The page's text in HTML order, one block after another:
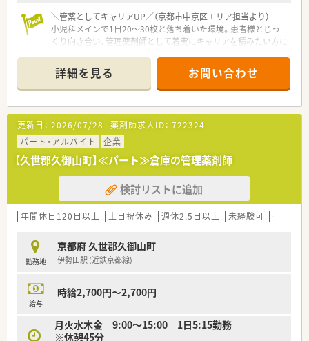
＼管薬としてキャリアUP／（京都市中京区エリア担当より）
小児科メインで1日20〜30枚と落ち着いた環境。患者様とじっ
くり向き合い、管理薬剤師として着実にキャリアを積みたい方に
＊------------------------------------------＊
【店舗情報と応需状況について】
■円町駅から徒歩3分という好立地にあり、通勤がしやすく周辺
には便利な商業施設も揃っている魅力的な環境です。
■小児科メインの処方箋を1日20枚から30枚程度応需しており、
一人ひとりの患者様と丁寧に向き合うことができます。
■店舗には正社員の薬剤師が1名と事務スタッフが2名在籍して
おり、少人数で協力しながら日々の業務に取り組んでいます。
【法人特徴について】
■大阪府や京都府、兵庫県に複数の調剤薬局を展開しており、グ
ループ企業を含めて安定した経営基盤を持っています。
る方針をとっており、風通しの良い組織風土が特徴です。
■地域密着型の患者様目線での運営を大切にし、大手のような厳
しいノルマを課すことなく地域医療に貢献しています。
【やりがい/おすすめポイント】
す。
詳細を見る お問い合わせ
更新日： 2026/07/28 薬剤師求人ID： 722324
パート・アルバイト
企業
【久世郡久御山町】≪パート≫倉庫の管理薬剤師
検討リストに追加
年間休日120日以上 土日祝休み 週休2.5日以上 未経験可 ブラン
勤務地
京都府 久世郡久御山町
伊勢田駅 (近鉄京都線)
給与
時給2,700円～2,700円
月火水木金 9:00～15:00 1日5:15勤務
※休憩45分